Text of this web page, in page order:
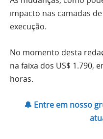
impacto nas camadas
execução.
No momento desta
na faixa dos US$ 1.790,
horas.
🔔 Entre em nosso